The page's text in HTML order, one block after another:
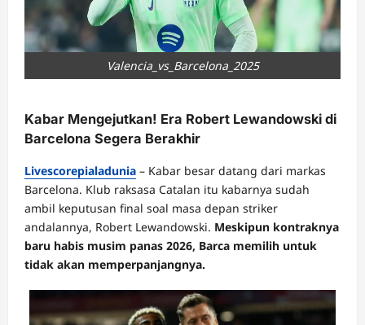
Valencia_vs_Barcelona_2025
Kabar Mengejutkan! Era Robert Lewandowski di
Barcelona Segera Berakhir
Livescorepialadunia – Kabar besar datang dari markas
Barcelona. Klub raksasa Catalan itu kabarnya sudah
ambil keputusan final soal masa depan striker
andalannya, Robert Lewandowski. Meskipun kontraknya
baru habis musim panas 2026, Barca memilih untuk
tidak akan memperpanjangnya.